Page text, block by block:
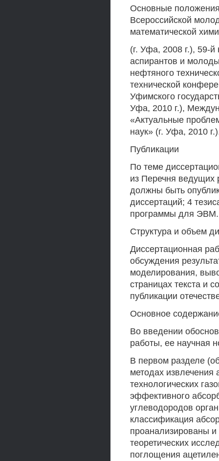
Основные
Всероссийской
математической
(г. Уфа, 2008 г.), 59-й
аспирантов и
нефтяного
технической
Уфимского
Уфа, 2010 г.),
«Актуальные
наук» (г. Уфа, 2010
Публикации
По теме
из Перечня ведущих
должны быть
диссертаций; 4
программы для ЭВМ.
Структура и объем
Диссертационная
обсуждения
моделирования,
страницах текста и
публикации
Основное
Во введении
работы, ее научная
В первом разделе
методах
технологических
эффективного
углеводородов
классификация
проанализированы
теоретических
поглощения